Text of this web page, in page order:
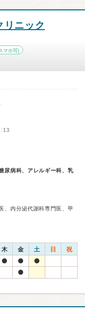
リニック
マホ可)
13
尿病科、アレルギー科、乳
、内分泌代謝科専門医、甲
木 金 土 日 祝